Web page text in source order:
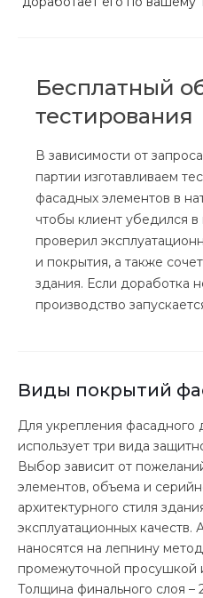
Бесплатный
тестирования
В зависимости от
партии изготавливаем
фасадных элементов в
чтобы клиент убедился
проверил
и покрытия, а также
здания. Если доработка
производство
Виды покрытий
Для укрепления фасадного
использует три вида
Выбор зависит от
элементов, объема и
архитектурного стиля
эксплуатационных
наносятся на лепнину
промежуточной просушкой
Толщина финального слоя –